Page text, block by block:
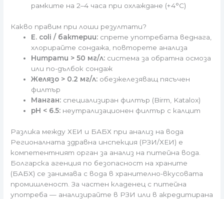
рамките на 2–4 часа при охлаждане (+4°C)
Какво правим при лоши резултати?
E. coli / бактерии: спрете употребата веднага,
хлорирайте сондажа, повторете анализа
Нитрати > 50 мг/л: система за обратна осмоза
или по-дълбок сондаж
Желязо > 0.2 мг/л: обезжелезяващ пясъчен
филтър
Манган: специализиран филтър (Birm, Katalox)
pH < 6.5: неутрализационен филтър с калцит
Разлика между ХЕИ и БАБХ при анализ на вода
Регионалната здравна инспекция (РЗИ/ХЕИ) е
компетентният орган за анализ на питейна вода.
Болгарска агенция по безопасност на храните
(БАБХ) се занимава с вода в хранително-вкусовата
промишленост. За частен кладенец с питейна
употреба — анализирайте в РЗИ или в акредитирана